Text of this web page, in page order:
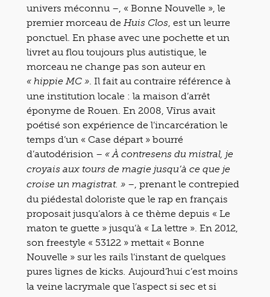
univers méconnu –, « Bonne Nouvelle », le
premier morceau de Huis Clos , est un leurre
ponctuel. En phase avec une pochette et un
livret au flou toujours plus autistique, le
morceau ne change pas son auteur en
« hippie MC » . Il fait au contraire référence à
une institution locale : la maison d’arrêt
éponyme de Rouen. En 2008, Vîrus avait
poétisé son expérience de l’incarcération le
temps d’un « Case départ » bourré
d’autodérision – « À contresens du mistral, je
croyais aux tours de magie jusqu’à ce que je
croise un magistrat. » –, prenant le contrepied
du piédestal doloriste que le rap en français
proposait jusqu’alors à ce thème depuis « Le
maton te guette » jusqu’à « La lettre ». En 2012,
son freestyle « 53122 » mettait « Bonne
Nouvelle » sur les rails l’instant de quelques
pures lignes de kicks. Aujourd’hui c’est moins
la veine lacrymale que l’aspect si sec et si